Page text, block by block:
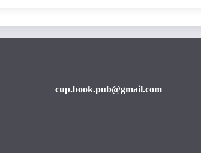
cup.book.pub@gmail.com